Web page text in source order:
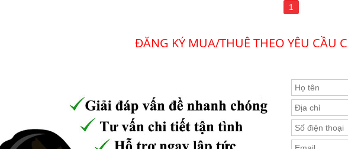
Cho thuê biệt thự song lập Noble Capital Tây Hồ
1
ĐĂNG KÝ MUA/THUÊ THEO YÊU CẦU